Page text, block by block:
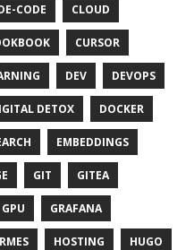
CODE CLOUD
CURSOR
DEV DEVOPS
DETOX DOCKER
EMBEDDINGS
GIT GITEA
GPU GRAFANA
HOSTING HUGO